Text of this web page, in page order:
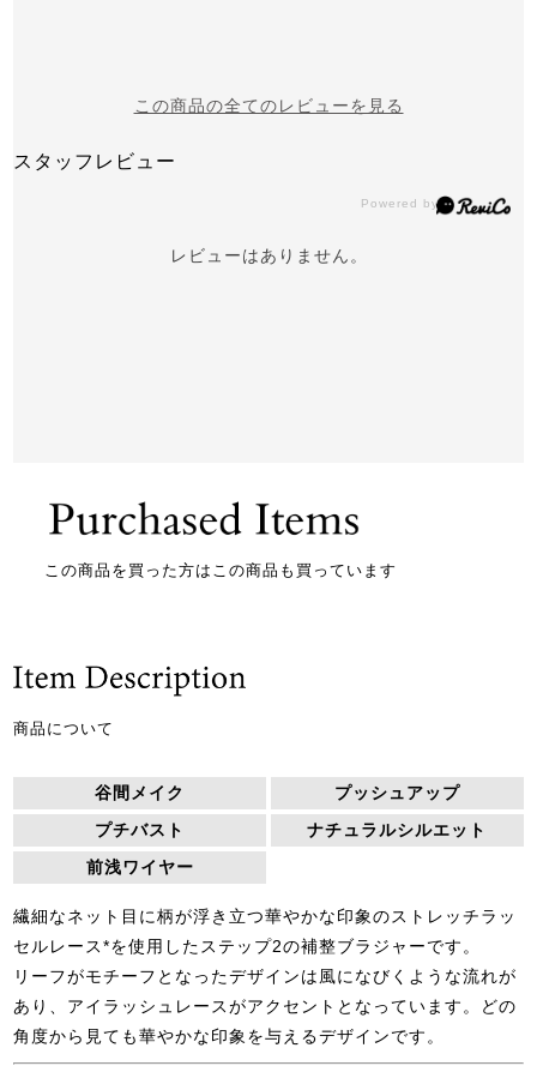
この商品の全てのレビューを見る
スタッフレビュー
レビューはありません。
この商品を買った方はこの商品も買っています
商品について
谷間メイク
プッシュアップ
プチバスト
ナチュラルシルエット
前浅ワイヤー
繊細なネット目に柄が浮き立つ華やかな印象のストレッチラッ
セルレース*を使用したステップ2の補整ブラジャーです。
リーフがモチーフとなったデザインは風になびくような流れが
あり、アイラッシュレースがアクセントとなっています。どの
角度から見ても華やかな印象を与えるデザインです。